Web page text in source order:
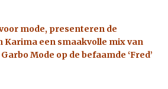
mode, presenteren de
Karima een smaakvolle mix van
Mode op de befaamde ‘Fred’